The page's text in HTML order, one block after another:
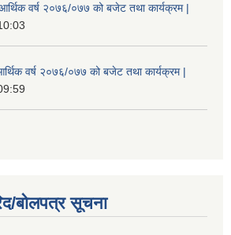
वर्ष २०७६/०७७ को बजेट तथा कार्यक्रम |
वर्ष २०७६/०७७ को बजेट तथा कार्यक्रम |
बोलपत्र सूचना